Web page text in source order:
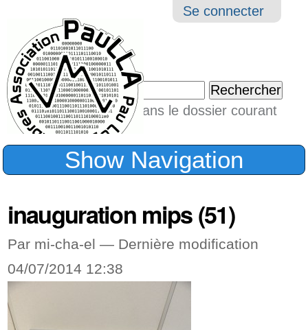
Outils
Se connecter
Chercher par
Seulement dans le dossier courant
Recherche
Show Navigation
inauguration mips (51)
Par mi-cha-el — Dernière modification
04/07/2014 12:38